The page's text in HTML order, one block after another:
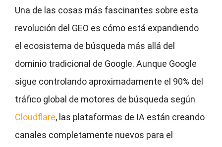
Una de las cosas más fascinantes sobre esta
revolución del GEO es cómo está expandiendo
el ecosistema de búsqueda más allá del
dominio tradicional de Google. Aunque Google
sigue controlando aproximadamente el 90% del
tráfico global de motores de búsqueda según
Cloudflare, las plataformas de IA están creando
canales completamente nuevos para el